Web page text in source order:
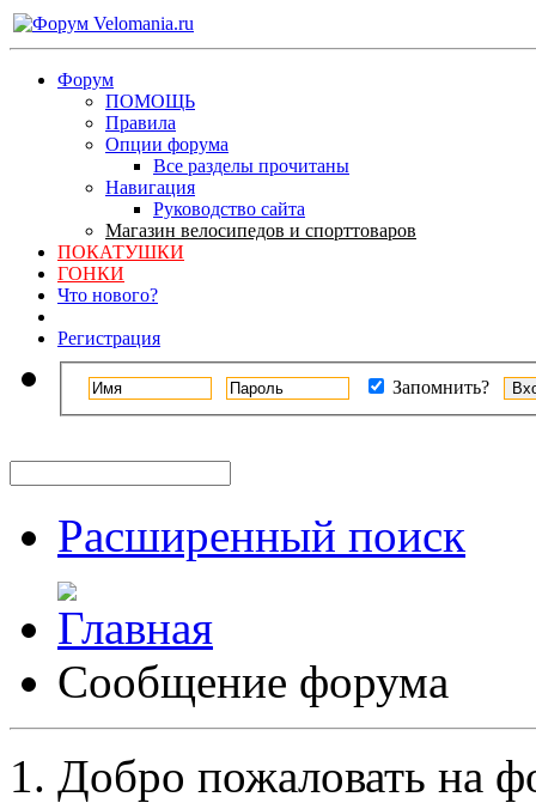
Форум
ПОМОЩЬ
Правила
Опции форума
Все разделы прочитаны
Навигация
Руководство сайта
Магазин велосипедов и спорттоваров
ПОКАТУШКИ
ГОНКИ
Что нового?
Регистрация
Запомнить?
Расширенный поиск
Сообщение форума
Добро пожаловать на